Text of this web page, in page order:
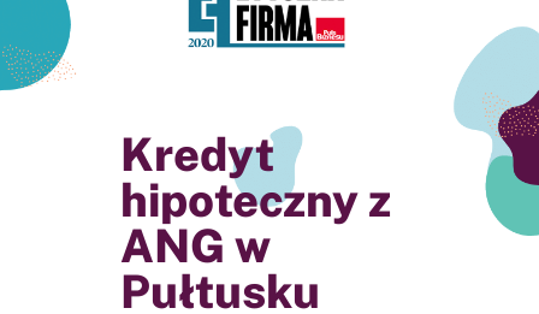
Kredyt
hipoteczny z
ANG w
Pułtusku